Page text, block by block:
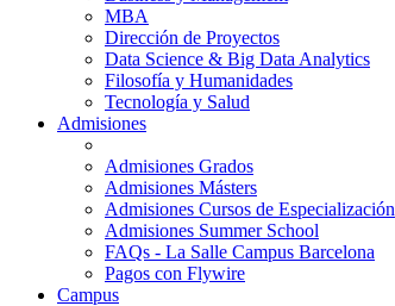
MBA
Dirección de Proyectos
Data Science & Big Data Analytics
Filosofía y Humanidades
Tecnología y Salud
Admisiones
Admisiones Grados
Admisiones Másters
Admisiones Cursos de Especialización
Admisiones Summer School
FAQs - La Salle Campus Barcelona
Pagos con Flywire
Campus